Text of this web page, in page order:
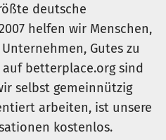
EUR
EUR
1.071 EUR
des Boxinhaltes 1.166
eine Box finanzieren. Unser
deutsche
helfen wir Menschen,
Gutes zu
betterplace.org sind
selbst gemeinnützig
arbeiten, ist unsere
kostenlos.